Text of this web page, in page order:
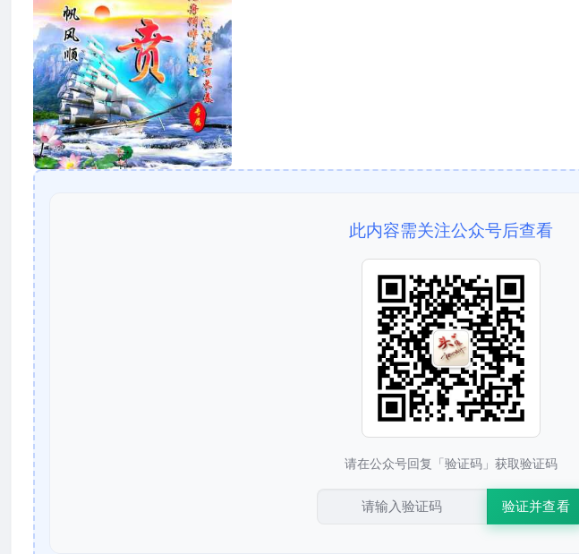
此内容需关注公众号后查看
请在公众号回复「验证码」获取验证码
验证并查看